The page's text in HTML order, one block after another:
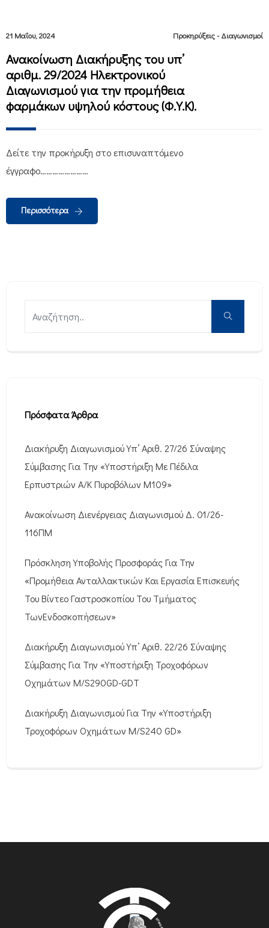
21 Μαΐου, 2024 Προκηρύξεις - Διαγωνισμοί
Ανακοίνωση Διακήρυξης του υπ’
αριθμ. 29/2024 Ηλεκτρονικού
Διαγωνισμού για την προμήθεια
φαρμάκων υψηλού κόστους (Φ.Υ.Κ).
Δείτε την προκήρυξη στο επισυναπτόμενο
έγγραφο……………………
Περισσότερα
Πρόσφατα Άρθρα
Διακήρυξη Διαγωνισμού Υπ’ Αριθ. 27/26 Σύναψης
Σύμβασης Για Την «Υποστήριξη Με Πέδιλα
Ερπυστριών Α/Κ Πυροβόλων M109»
Ανακοίνωση Διενέργειας Διαγωνισμού Δ. 01/26-
116ΠΜ
Πρόσκληση Υποβολής Προσφοράς Για Την
«Προμήθεια Ανταλλακτικών Και Εργασία Επισκευής
Του Βίντεο Γαστροσκοπίου Του Τμήματος
ΤωνΕνδοσκοπήσεων»
Διακήρυξη Διαγωνισμού Υπ’ Αριθ. 22/26 Σύναψης
Σύμβασης Για Την «Υποστήριξη Τροχοφόρων
Οχημάτων M/S290GD-GDT
Διακήρυξη Διαγωνισμού Για Την «Υποστήριξη
Τροχοφόρων Οχημάτων M/S240 GD»